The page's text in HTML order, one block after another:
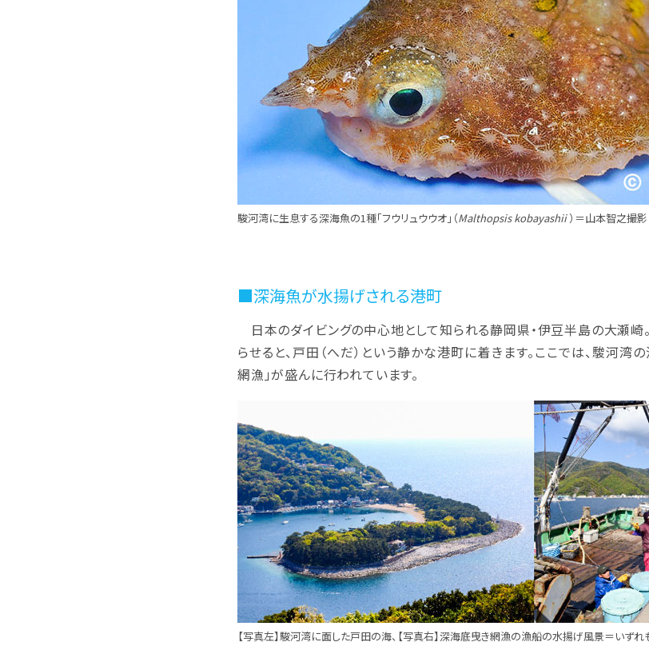
駿河湾に生息する深海魚の1種「フウリュウウオ」（Malthopsis kobayashii）＝山本智之撮影
■深海魚が水揚げされる港町
日本のダイビングの中心地として知られる静岡県・伊豆半島の大瀬崎
らせると、戸田（へだ）という静かな港町に着きます。ここでは、駿河湾
網漁」が盛んに行われています。
【写真左】駿河湾に面した戸田の海、【写真右】深海底曳き網漁の漁船の水揚げ風景＝いず